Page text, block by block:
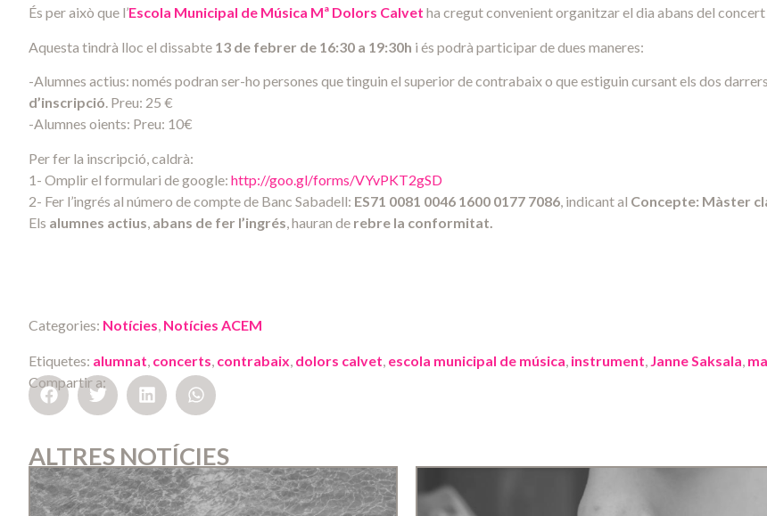
És per això que l’Escola Municipal de Música Mª Dolors Calvet ha cregut convenient organitzar el dia abans del concert
Aquesta tindrà lloc el dissabte 13 de febrer de 16:30 a 19:30h i és podrà participar de dues maneres:
-Alumnes actius: només podran ser-ho persones que tinguin el superior de contrabaix o que estiguin cursant els dos darrers
d’inscripció. Preu: 25 €
-Alumnes oients: Preu: 10€
Per fer la inscripció, caldrà:
1- Omplir el formulari de google: http://goo.gl/forms/VYvPKT2gSD
2- Fer l’ingrés al número de compte de Banc Sabadell: ES71 0081 0046 1600 0177 7086 , indicant al Concepte: Màster
Els alumnes actius abans de fer l’ingrés , hauran de rebre la conformitat.
Categories: Notícies Notícies ACEM
Etiquetes: alumnat concerts contrabaix dolors calvet escola municipal de música instrument Janne Saksala
Compartir a:
ALTRES NOTÍCIES